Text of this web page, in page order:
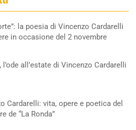
la poesia di Vincenzo Cardarelli
in occasione del 2 novembre
l’ode all’estate di Vincenzo Cardarelli
Cardarelli: vita, opere e poetica del
de “La Ronda”